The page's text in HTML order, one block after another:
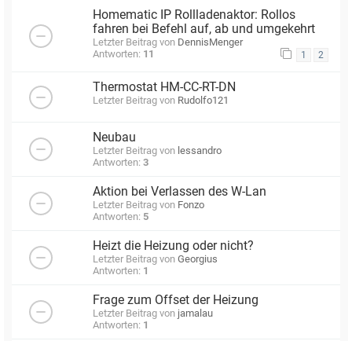
Homematic IP Rollladenaktor: Rollos
fahren bei Befehl auf, ab und umgekehrt
Letzter Beitrag von DennisMenger
Antworten: 11 1 2
Thermostat HM-CC-RT-DN
Letzter Beitrag von Rudolfo121
Neubau
Letzter Beitrag von lessandro
Antworten: 3
Aktion bei Verlassen des W-Lan
Letzter Beitrag von Fonzo
Antworten: 5
Heizt die Heizung oder nicht?
Letzter Beitrag von Georgius
Antworten: 1
Frage zum Offset der Heizung
Letzter Beitrag von jamalau
Antworten: 1